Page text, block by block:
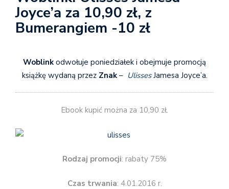
Joyce’a za 10,90 zł, z
Bumerangiem -10 zł
Woblink odwołuje poniedziałek i obejmuje promocją
książkę wydaną przez Znak– UlissesJamesa Joyce’a.
Ebook kupić można za 10,90 zł.
Rodzaj promocji: rabaty 75%
Czas trwania: 4.01.2016 r.